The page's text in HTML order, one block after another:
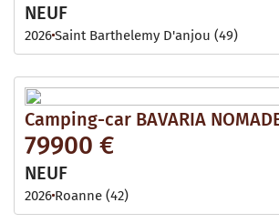
NEUF
2026Saint Barthelemy D'anjou (49)
Camping-car BAVARIA
79900 €
NEUF
2026 Roanne (42)